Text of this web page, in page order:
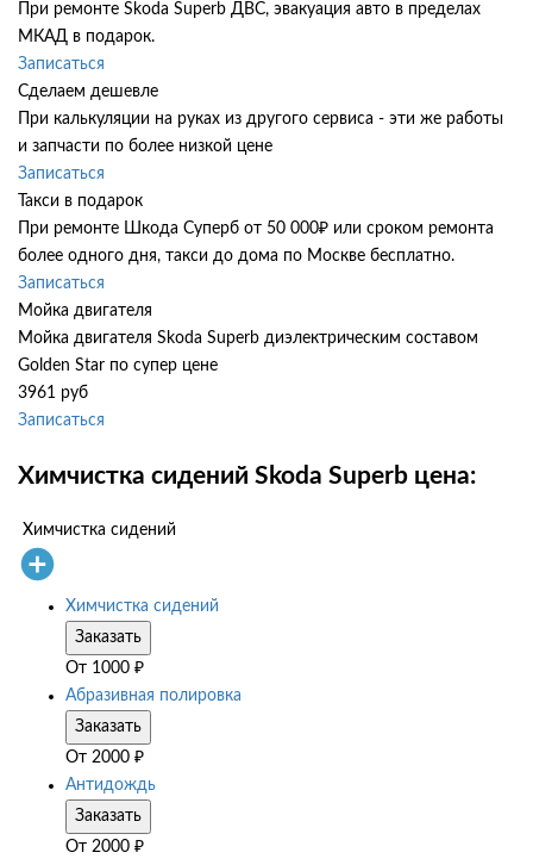
При ремонте Skoda Superb ДВС, эвакуация авто в пределах
МКАД в подарок.
Записаться
Сделаем дешевле
При калькуляции на руках из другого сервиса - эти же работы
и запчасти по более низкой цене
Записаться
Такси в подарок
При ремонте Шкода Суперб от 50 000₽ или сроком ремонта
более одного дня, такси до дома по Москве бесплатно.
Записаться
Мойка двигателя
Мойка двигателя Skoda Superb диэлектрическим составом
Golden Star по супер цене
3961 руб
Записаться
Химчистка сидений Skoda Superb цена:
Химчистка сидений
Химчистка сидений
Заказать
От 1000 ₽
Абразивная полировка
Заказать
От 2000 ₽
Антидождь
Заказать
От 2000 ₽